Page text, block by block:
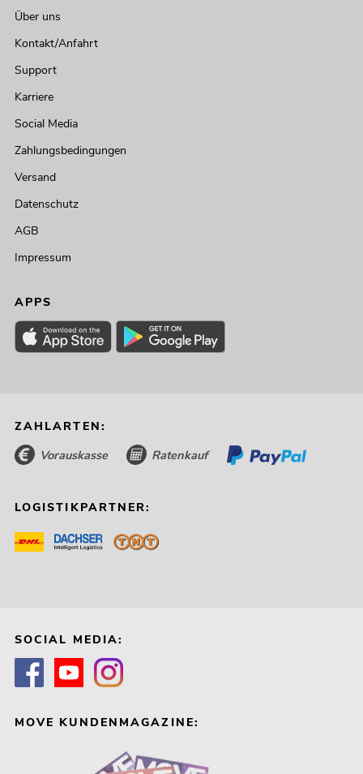
Über uns
Kontakt/Anfahrt
Support
Karriere
Social Media
Zahlungsbedingungen
Versand
Datenschutz
AGB
Impressum
APPS
ZAHLARTEN:
Vorauskasse Ratenkauf
LOGISTIKPARTNER:
SOCIAL MEDIA:
MOVE KUNDENMAGAZINE: